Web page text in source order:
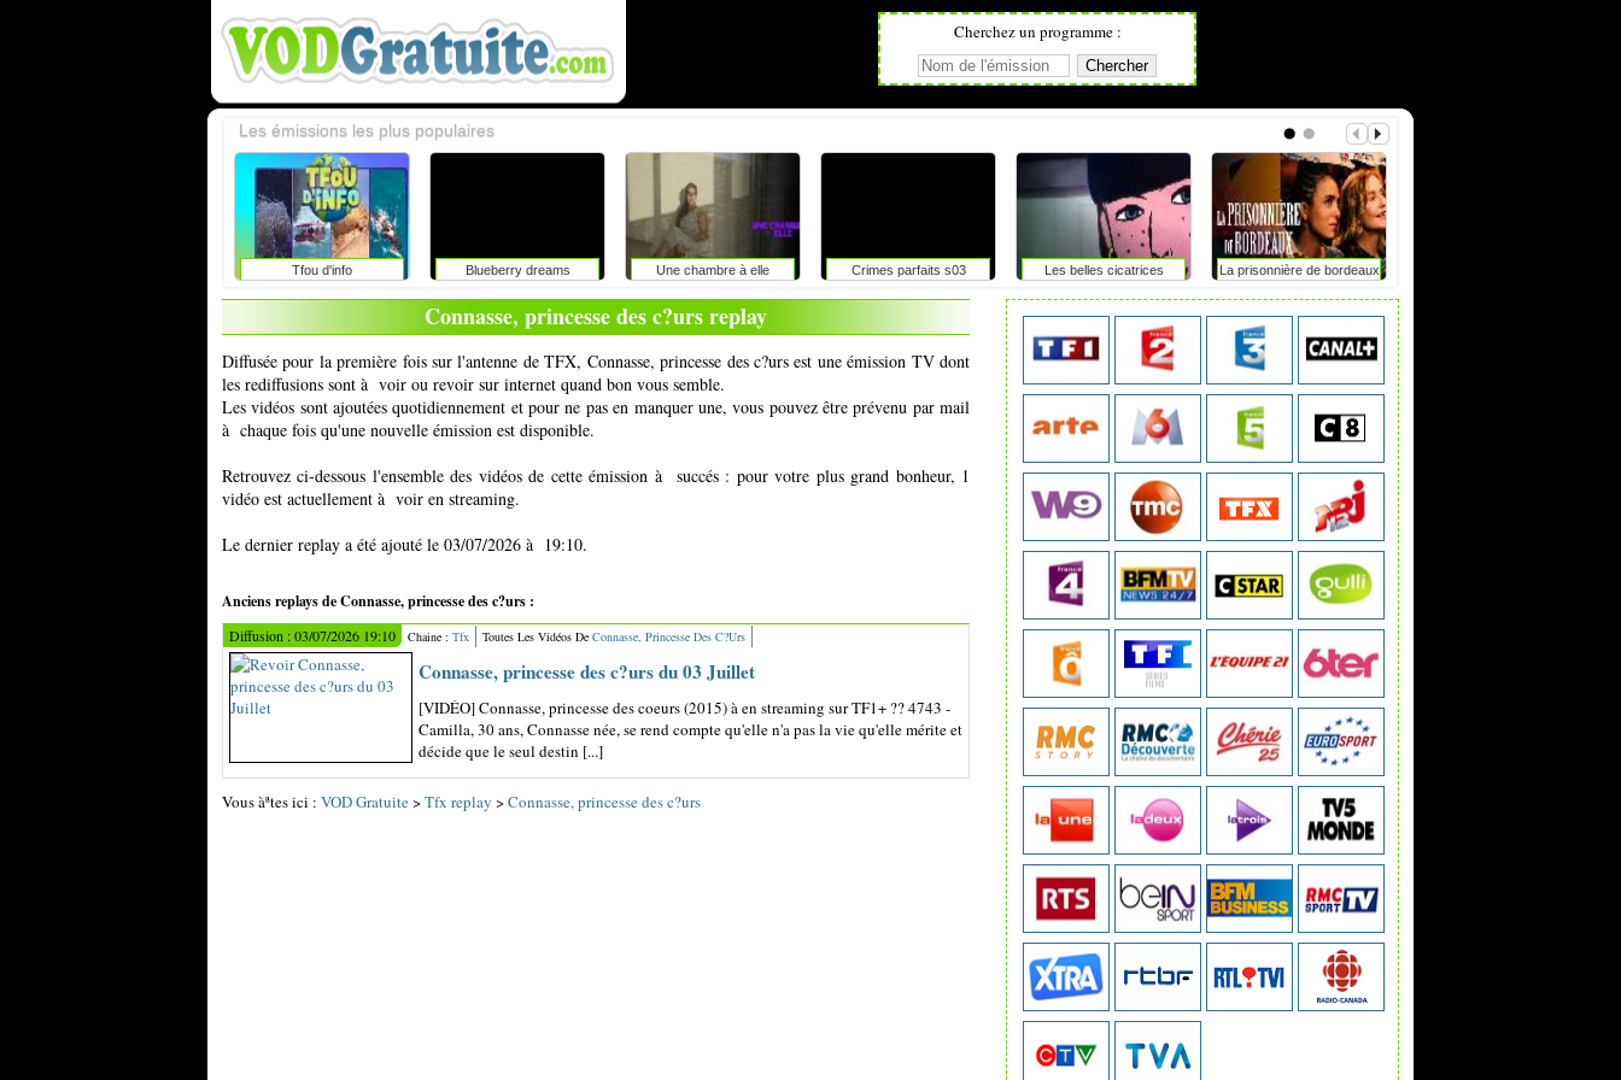
Cherchez un programme :
Tfou d'info Blueberry dreams Une chambre à elle Crimes parfaits s03 Les belles cicatrices La prisonnière de bordeaux
Les émissions les plus populaires
Connasse, princesse des c?urs replay
Diffusée pour la première fois sur l'antenne de TFX, Connasse, princesse des c?urs est une émission TV dont
les rediffusions sont à voir ou revoir sur internet quand bon vous semble.
Les vidéos sont ajoutées quotidiennement et pour ne pas en manquer une, vous pouvez être prévenu par mail
à chaque fois qu'une nouvelle émission est disponible.
Retrouvez ci-dessous l'ensemble des vidéos de cette émission à succés : pour votre plus grand bonheur, 1
vidéo est actuellement à voir en streaming.
Le dernier replay a été ajouté le 03/07/2026 à 19:10.
Anciens replays de Connasse, princesse des c?urs :
Diffusion : 03/07/2026 19:10 Chaine : Tfx Toutes Les Vidéos De Connasse, Princesse Des C?urs
Connasse, princesse des c?urs du 03 Juillet
[VIDÉO] Connasse, princesse des coeurs (2015) à en streaming sur TF1+ ?? 4743 -
Camilla, 30 ans, Connasse née, se rend compte qu'elle n'a pas la vie qu'elle mérite et
décide que le seul destin [...]
Vous àªtes ici : VOD Gratuite>Tfx replay >Connasse, princesse des c?urs